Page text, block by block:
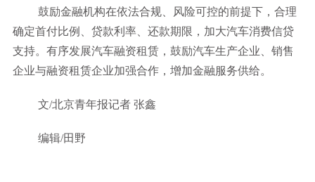
鼓励金融机构在依法合规、风险可控的前提下，合理
确定首付比例、贷款利率、还款期限，加大汽车消费信贷
支持。有序发展汽车融资租赁，鼓励汽车生产企业、销售
企业与融资租赁企业加强合作，增加金融服务供给。
文/北京青年报记者 张鑫
编辑/田野